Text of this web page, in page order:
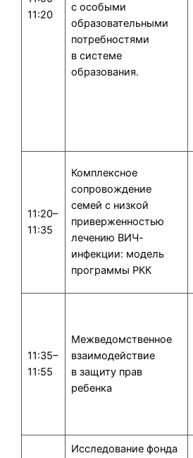
11:20
с особыми
образовательными
потребностями
в системе
образования.
11:20–
11:35
Комплексное
сопровождение
семей с низкой
приверженностью
лечению ВИЧ-
инфекции: модель
программы РКК
11:35–
11:55
Межведомственное
взаимодействие
в защиту прав
ребенка
Исследование фонда